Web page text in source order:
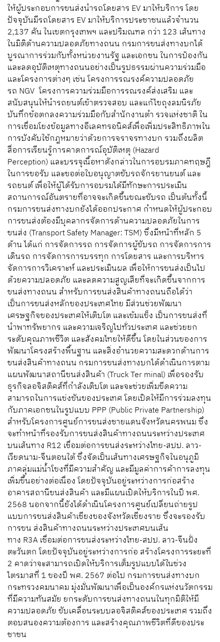
ให้ผู้ประกอบการขนส่งนำรถโดยสาร EV มาให้บริการ โดย
ปัจจุบันมีรถโดยสาร EV มาให้บริการประชาชนแล้วจำนวน
2,137 คัน ในเขตกรุงเทพฯ และปริมณฑล กว่า 123 เส้นทาง
ในมิติด้านความปลอดภัยทางถนน กรมการขนส่งทางบกได้
บูรณาการร่วมกับทั้งหน่วยงานรัฐ และเอกชน ในการป้องกัน
และลดอุบัติเหตุทางถนนอย่างเป็นรูปธรรมผ่านความร่วมมือ
และโครงการต่างๆ เช่น โครงการรณรงค์ความปลอดภัย
รถ NGV โครงการความร่วมมือการรณรงค์ส่งเสริม และ
สนับสนุนให้นำรถยนต์เข้าตรวจสอบ และแก้ไขถุงลมนิรภัย
บันทึกข้อตกลงความร่วมมือกับสำนักงานตำ รวจแห่งชาติ ใน
การเชื่อมโยงข้อมูลทางอีเลคทรอนิคส์เพื่อเพิ่มประสิทธิภาพใน
การบังคับใช้กฎหมายว่าด้วยการจราจรทางบก รวมถึงผลิต
สื่อการเรียนรู้การคาดการณ์อุบัติเหตุ (Hazard
Perception) และบรรจุเนื้อหาดังกล่าวในการอบรมภาคทฤษฎี
ในการขอรับ และขอต่อใบอนุญาตขับรถจักรยานยนต์ และ
รถยนต์ เพื่อให้ผู้ได้รับการอบรมได้มีทักษะการประเมิน
สถานการณ์อันตรายที่อาจจะเกิดขึ้นขณะขับรถ เป็นต้นทั้งนี้
กรมการขนส่งทางบกยังได้ออกประกาศ กำหนดให้ผู้ประกอบ
การขนส่งต้องมีบุคลากรจัดการด้านความปลอดภัยในการ
ขนส่ง (Transport Safety Manager: TSM) ซึ่งมีหน้าที่หลัก 5
ด้าน ได้แก่ การจัดการรถ การจัดการผู้ขับรถ การจัดการการ
เดินรถ การจัดการการบรรทุก การโดยสาร และการบริหาร
จัดการการวิเคราะห์ และประเมินผล เพื่อให้การขนส่งเป็นไป
ด้วยความปลอดภัย และลดความสูญเสียที่จะเกิดขึ้นจากการ
ขนส่งทางถนน สําหรับการขนส่งสินค้าทางถนนถือได้ว่า
เป็นการขนส่งหลักของประเทศไทย มีส่วนช่วยพัฒนา
เศรษฐกิจของประเทศให้เติบโต และเข้มแข็ง เป็นการขนส่งที่
นําพาทรัพยากร และความเจริญไปทั่วประเทศ และช่วยยก
ระดับคุณภาพชีวิต และสังคมไทยให้ดีขึ้น โดยในส่วนของการ
พัฒนาโครงสร้างพื้นฐาน และสิ่งอำนวยความสะดวกด้านการ
ขนส่งสินค้าทางถนน กรมการขนส่งทางบกได้ดําเนินการตาม
แผนพัฒนาสถานีขนส่งสินค้า (Truck Ter minal) เพื่อรองรับ
ธุรกิจลอจิสติคส์ที่กําลังเติบโต และจะช่วยเพิ่มขีดความ
สามารถในการแข่งขันของประเทศ โดยเปิดให้มีการร่วมลงทุน
กับภาคเอกชนในรูปแบบ PPP (Public Private Partnership)
สำหรับโครงการศูนย์การขนส่งชายแดนจังหวัดนครพนม ซึ่ง
จะทำหน้าที่รองรับการขนส่งสินค้าทางถนนระหว่างประเทศ
บนเส้นทาง R12 เชื่อมต่อการขนส่งระหว่างไทย-สปป. ลาว-
เวียดนาม-จีนตอนใต้ ซึ่งจัดเป็นเส้นทางเศรษฐกิจในอนุภูมิ
ภาคลุ่มแม่น้ำโขงที่มีความสําคัญ และมีมูลค่าการค้าการลงทุน
เพิ่มขึ้นอย่างต่อเนื่อง โดยปัจจุบันอยู่ระหว่างการก่อสร้าง
อาคารสถานีขนส่งสินค้า และมีแผนเปิดให้บริการในปี พศ.
2568 นอกจากนี้ยังได้ดำเนินโครงการศูนย์เปลี่ยนถ่ายรูป
แบบการขนส่งสินค้าเชียงของจังหวัดเชียงราย ซึ่งจะรองรับ
การขน ส่งสินค้าทางถนนระหว่างประเทศบนเส้น
ทาง R3A เชื่อมต่อการขนส่งระหว่างไทย-สปป. ลาว-จีนฝั่ง
ตะวันตก โดยปัจจุบันอยู่ระหว่างการก่อ สร้างโครงการระยะที่
2 คาดว่าจะสามารถเปิดให้บริการเต็มรูปแบบได้ในช่วง
ไตรมาสที่ 1 ของปี พศ. 2567 ต่อไป กรมการขนส่งทางบก
กระทรวงคมนาคม มุ่งมั่นพัฒนาเพื่อเป็นองค์กรแห่งนวัตกรรม
ที่มีความทันสมัย ยกระดับการขนส่งทางถนนในทุกมิติให้มี
ความปลอดภัย ขับเคลื่อนระบบลอจิสติคส์ของประเทศ รวมถึง
ตอบสนองความต้องการ และสร้างคุณภาพชีวิตที่ดีของประ
ชาชน